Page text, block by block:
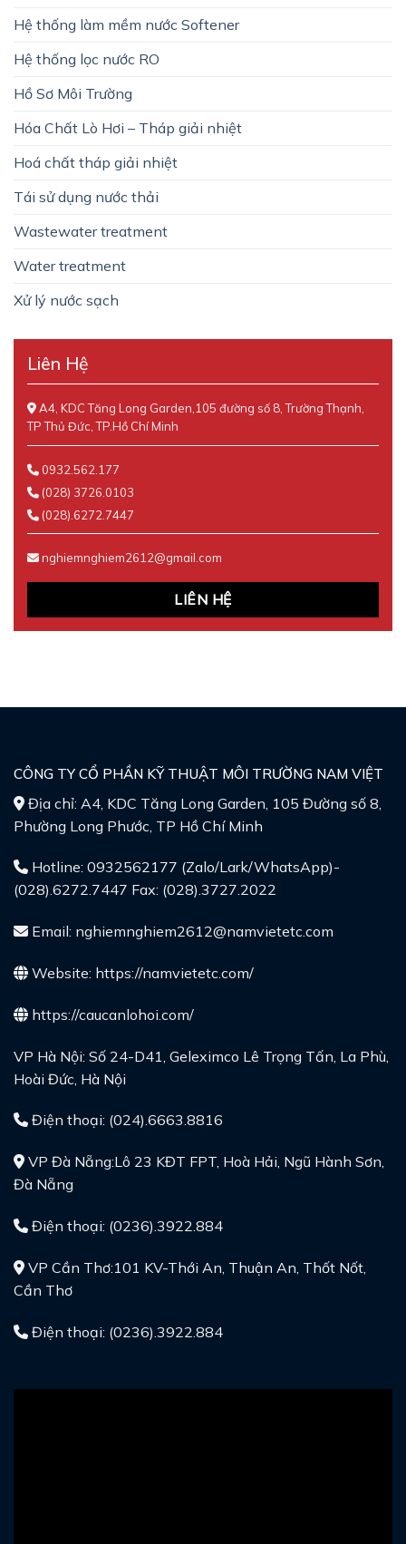
Hệ thống làm mềm nước Softener
Hệ thống lọc nước RO
Hồ Sơ Môi Trường
Hóa Chất Lò Hơi – Tháp giải nhiệt
Hoá chất tháp giải nhiệt
Tái sử dụng nước thải
Wastewater treatment
Water treatment
Xử lý nước sạch
Liên Hệ
A4, KDC Tăng Long Garden,105 đường số 8, Trường Thạnh,
TP Thủ Đức, TP.Hồ Chí Minh
0932.562.177
(028) 3726.0103
(028).6272.7447
nghiemnghiem2612@gmail.com
LIÊN HỆ
CÔNG TY CỔ PHẦN KỸ THUẬT MÔI TRƯỜNG NAM VIỆT
Địa chỉ: A4, KDC Tăng Long Garden, 105 Đường số 8,
Phường Long Phước, TP Hồ Chí Minh
Hotline: 0932562177 (Zalo/Lark/WhatsApp)-
(028).6272.7447 Fax: (028).3727.2022
Email: nghiemnghiem2612@namvietetc.com
Website: https://namvietetc.com/
https://caucanlohoi.com/
VP Hà Nội: Số 24-D41, Geleximco Lê Trọng Tấn, La Phù,
Hoài Đức, Hà Nội
Điện thoại: (024).6663.8816
VP Đà Nẵng:Lô 23 KĐT FPT, Hoà Hải, Ngũ Hành Sơn,
Đà Nẵng
Điện thoại: (0236).3922.884
VP Cần Thơ:101 KV-Thới An, Thuận An, Thốt Nốt,
Cần Thơ
Điện thoại: (0236).3922.884